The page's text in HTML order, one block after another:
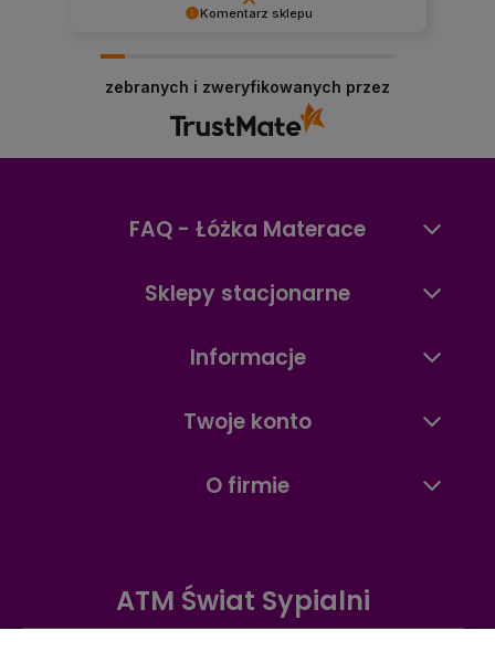
Komentarz sklepu
dostępność produktów oraz szybkie działanie
naszego sklepu internetowego. To dla nas
ważne, aby zakupy materaca online były
zebranych i zweryfikowanych przez
FAQ - Łóżka Materace
Sklepy stacjonarne
Informacje
Twoje konto
O firmie
ATM Świat Sypialni